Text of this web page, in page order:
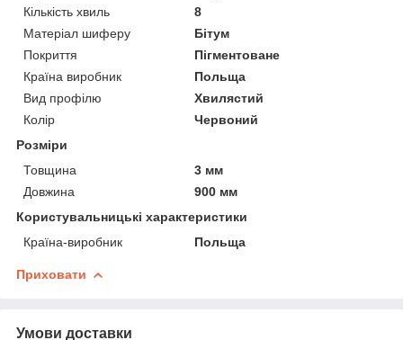
Кількість хвиль
8
Матеріал шиферу
Бітум
Покриття
Пігментоване
Країна виробник
Польща
Вид профілю
Хвилястий
Колір
Червоний
Розміри
Товщина
3 мм
Довжина
900 мм
Користувальницькі характеристики
Країна-виробник
Польща
Приховати
Умови доставки